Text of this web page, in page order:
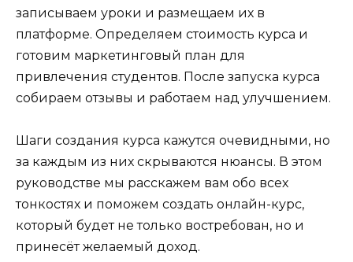
записываем уроки и размещаем их в
платформе. Определяем стоимость курса и
готовим маркетинговый план для
привлечения студентов. После запуска курса
собираем отзывы и работаем над улучшением.
Шаги создания курса кажутся очевидными, но
за каждым из них скрываются нюансы. В этом
руководстве мы расскажем вам обо всех
тонкостях и поможем создать онлайн-курс,
который будет не только востребован, но и
принесёт желаемый доход.